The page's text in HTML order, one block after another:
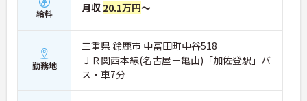
給料 月収 20.1万円～
勤務地
三重県 鈴鹿市 中冨田町中谷518
ＪＲ関西本線(名古屋－亀山)「加佐登駅」バ
ス・車7分